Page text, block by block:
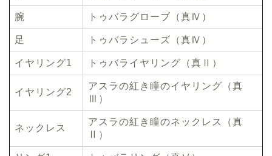
腕 トゥバラグローブ（真Ⅳ）
足 トゥバラシューズ（真Ⅳ）
イヤリング1 トゥバライヤリング（真Ⅱ）
イヤリング2
アスラの紅き瞳のイヤリング（真
Ⅲ）
ネックレス
アスラの紅き瞳のネックレス（真
Ⅱ）